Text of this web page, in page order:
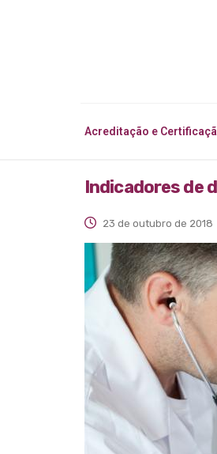
Acreditação e
Indicadores de
23 de outubro de 2018